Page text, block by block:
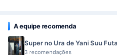
A equipe recomenda
Super no Ura de Yani Suu
3 recomendações